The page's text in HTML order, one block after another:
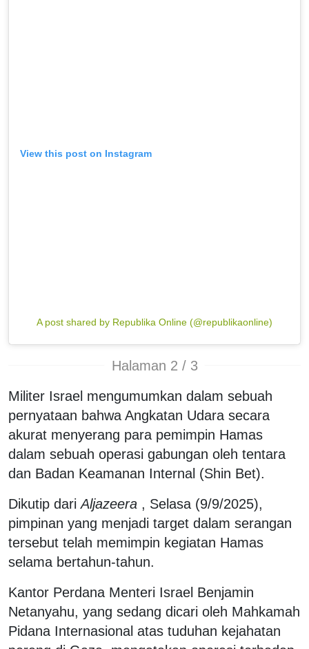
View this post on Instagram
A post shared by Republika Online (@republikaonline)
Halaman 2 / 3
Militer Israel mengumumkan dalam sebuah
pernyataan bahwa Angkatan Udara secara
akurat menyerang para pemimpin Hamas
dalam sebuah operasi gabungan oleh tentara
dan Badan Keamanan Internal (Shin Bet).
Dikutip dariAljazeera , Selasa (9/9/2025),
pimpinan yang menjadi target dalam serangan
tersebut telah memimpin kegiatan Hamas
selama bertahun-tahun.
Kantor Perdana Menteri Israel Benjamin
Netanyahu, yang sedang dicari oleh Mahkamah
Pidana Internasional atas tuduhan kejahatan